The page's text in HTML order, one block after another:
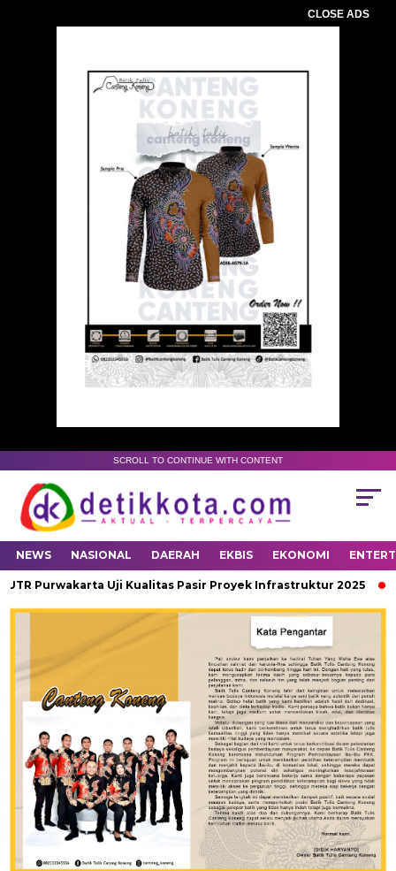
CLOSE ADS
SCROLL TO CONTINUE WITH CONTENT
NEWS NASIONAL DAERAH EKBIS EKONOMI
Purwakarta Uji Kualitas Pasir Proyek Infrastruktur 2025